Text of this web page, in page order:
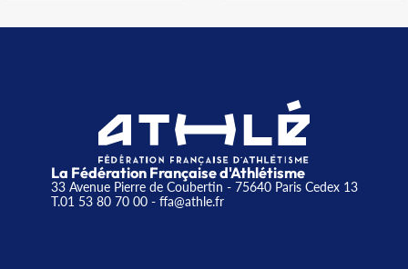
La Fédération Française d'Athlétisme
33 Avenue Pierre de Coubertin - 75640 Paris Cedex 13
T.01 53 80 70 00- ffa@athle.fr